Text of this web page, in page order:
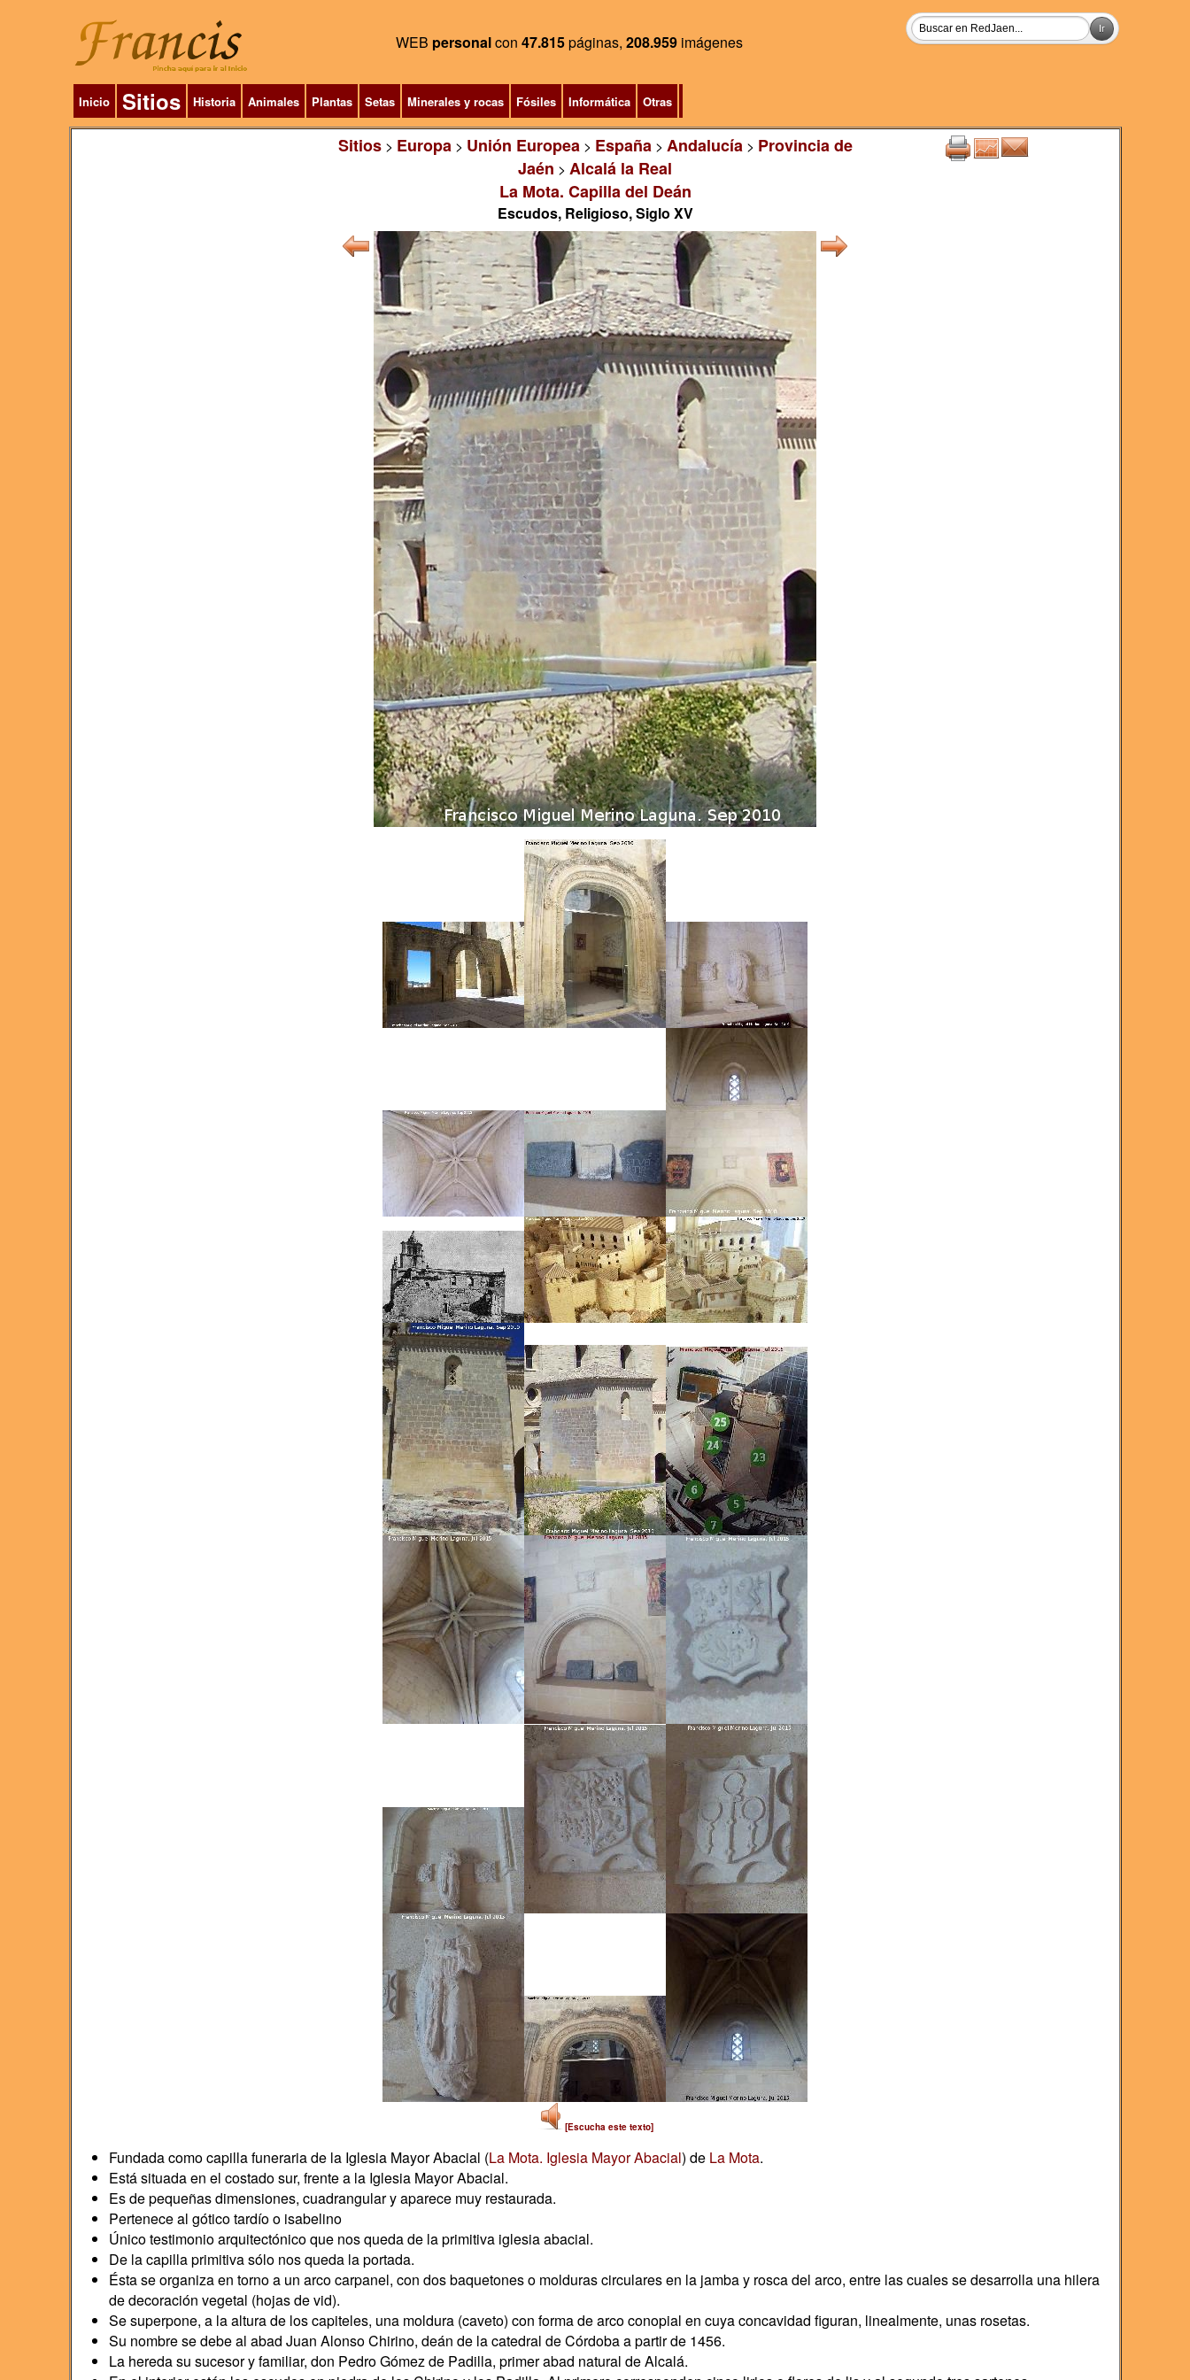
WEB personalcon 47.815páginas, 208.959 imágenes
Inicio Sitios Historia Animales Plantas Setas Minerales y rocas Fósiles Informática Otras
Sitios> Europa> Unión Europea> España> Andalucía> Provincia de
Jaén > Alcalá la Real
La Mota. Capilla del Deán
Escudos, Religioso, Siglo XV
[Escucha este texto]
Fundada como capilla funeraria de la Iglesia Mayor Abacial (La Mota. Iglesia Mayor Abacial) de La Mota.
Está situada en el costado sur, frente a la Iglesia Mayor Abacial.
Es de pequeñas dimensiones, cuadrangular y aparece muy restaurada.
Pertenece al gótico tardío o isabelino
Único testimonio arquitectónico que nos queda de la primitiva iglesia abacial.
De la capilla primitiva sólo nos queda la portada.
Ésta se organiza en torno a un arco carpanel, con dos baquetones o molduras circulares en la jamba y rosca del arco, entre las cuales se desarrolla una hilera
de decoración vegetal (hojas de vid).
Se superpone, a la altura de los capiteles, una moldura (caveto) con forma de arco conopial en cuya concavidad figuran, linealmente, unas rosetas.
Su nombre se debe al abad Juan Alonso Chirino, deán de la catedral de Córdoba a partir de 1456.
La hereda su sucesor y familiar, don Pedro Gómez de Padilla, primer abad natural de Alcalá.